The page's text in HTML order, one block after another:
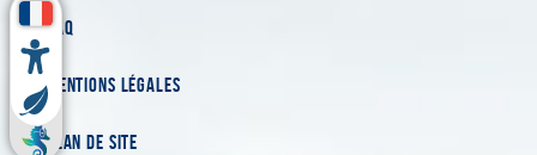
FAQ
MENTIONS LÉGALES
PLAN DE SITE